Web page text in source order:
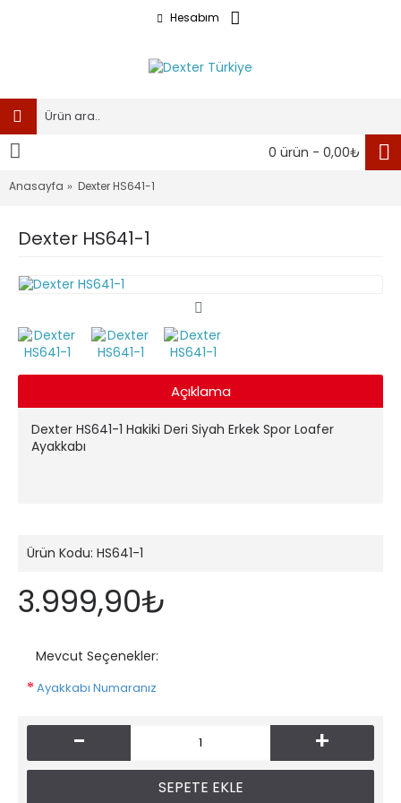
Hesabım
0 ürün - 0,00₺
Anasayfa Dexter HS641-1
Dexter HS641-1
Açıklama
Dexter HS641-1 Hakiki Deri Siyah Erkek Spor Loafer
Ayakkabı
Ürün Kodu: HS641-1
3.999,90₺
Mevcut Seçenekler:
Ayakkabı Numaranız
- +
SEPETE EKLE